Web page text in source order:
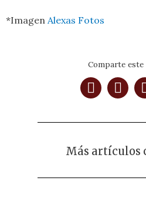
*Imagen Alexas Fotos
Comparte
Más artículos